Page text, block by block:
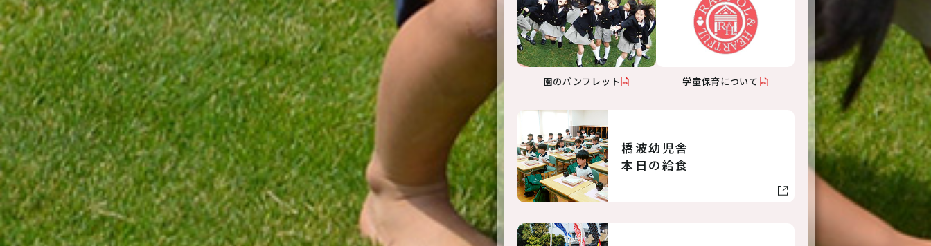
園のパンフレット 学童保育について
橋波幼児舎
本日の給食